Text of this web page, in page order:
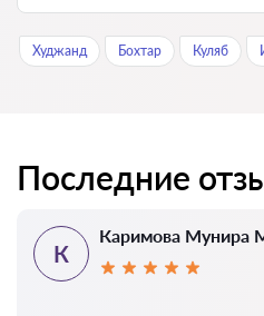
Худжанд Бохтар Куляб
Последние
К
Каримова Мунира